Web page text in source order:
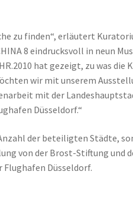
zu finden“, erläutert
8 eindrucksvoll in neun
hat gezeigt, zu was die
wir mit unserem
mit der
Düsseldorf.“
der beteiligten Städte,
von der Brost-Stiftung und
Flughafen Düsseldorf.